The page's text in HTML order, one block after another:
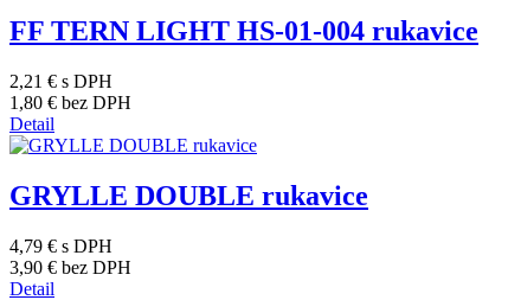
FF TERN LIGHT HS-01-004 rukavice
2,21 € s DPH
1,80 € bez DPH
Detail
GRYLLE DOUBLE rukavice
4,79 € s DPH
3,90 € bez DPH
Detail